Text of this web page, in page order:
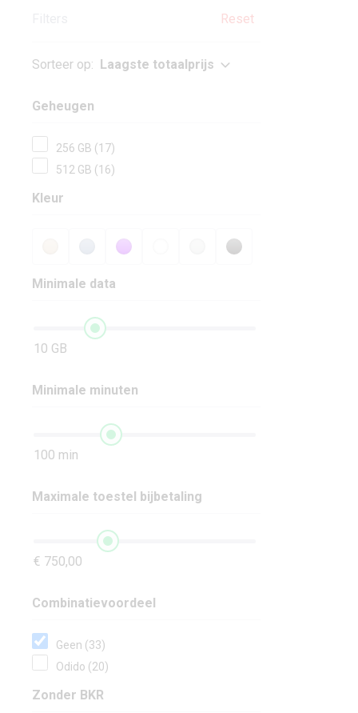
Reset
Sorteer op: Laagste totaalprijs
Geheugen
256 GB (17)
512 GB (16)
Kleur
Minimale data
10 GB
Minimale minuten
100 min
Maximale toestel bijbetaling
€ 750,00
Combinatievoordeel
Geen (33)
Odido (20)
Zonder BKR